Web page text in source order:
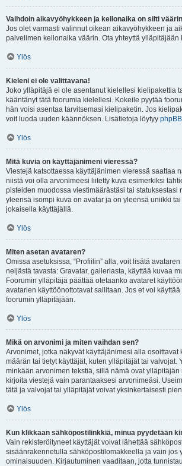
Vaihdoin aikavyöhykkeen ja kellonaika on silti
Jos olet varmasti valinnut oikean aikavyöhykkeen ja
palvelimen kellonaika väärin. Ota yhteyttä ylläpitäjään
Ylös
Kieleni ei ole valittavana!
Joko ylläpitäjä ei ole asentanut kielellesi kielipakettia
kääntänyt tätä foorumia kielellesi. Kokeile pyytää
hän voisi asentaa tarvitsemasi kielipaketin. Jos
voit luoda uuden käännöksen. Lisätietoja löytyy phpBB
Ylös
Mitä kuvia on käyttäjänimeni vieressä?
Viestejä katsottaessa käyttäjänimen vieressä saattaa
niistä voi olla arvonimeesi liitetty kuva esimerkiksi
pisteiden muodossa viestimäärästäsi tai statuksestasi
yleensä isompi kuva on avatar ja on yleensä uniikki
jokaisella käyttäjällä.
Ylös
Miten asetan avataren?
Omissa asetuksissa, “Profiilin” alla, voit lisätä
neljästä tavasta: Gravatar, galleriasta, käyttää kuvaa
Foorumin ylläpitäjä päättää otetaanko avataret
avatarien käyttöönottotavat sallitaan. Jos et voi
foorumin ylläpitäjään.
Ylös
Mikä on arvonimi ja miten vaihdan sen?
Arvonimet, jotka näkyvät käyttäjänimesi alla osoittavat
määrän tai tietyt käyttäjät, kuten ylläpitäjät tai valvojat.
minkään arvonimen tekstiä, sillä nämä ovat ylläpitäjän
kirjoita viestejä vain parantaaksesi arvonimeäsi.
tätä ja valvojat tai ylläpitäjät voivat yksinkertaisesti
Ylös
Kun klikkaan sähköpostilinkkiä, minua pyydetään
Vain rekisteröityneet käyttäjät voivat lähettää
sisäänrakennetulla sähköpostilomakkeella ja vain jos
ominaisuuden. Kirjautuminen vaaditaan, jotta